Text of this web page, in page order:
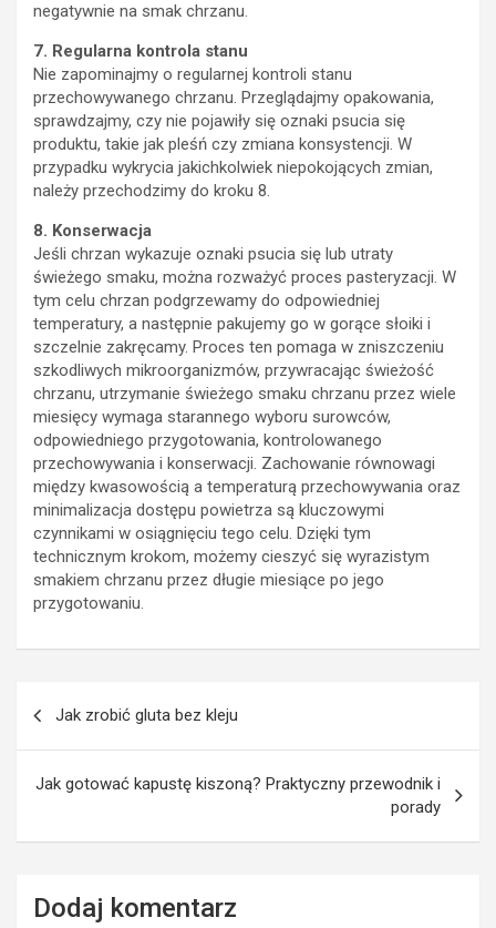
negatywnie na smak chrzanu.
7. Regularna kontrola stanu
Nie zapominajmy o regularnej kontroli stanu
przechowywanego chrzanu. Przeglądajmy opakowania,
sprawdzajmy, czy nie pojawiły się oznaki psucia się
produktu, takie jak pleśń czy zmiana konsystencji. W
przypadku wykrycia jakichkolwiek niepokojących zmian,
należy przechodzimy do kroku 8.
8. Konserwacja
Jeśli chrzan wykazuje oznaki psucia się lub utraty
świeżego smaku, można rozważyć proces pasteryzacji. W
tym celu chrzan podgrzewamy do odpowiedniej
temperatury, a następnie pakujemy go w gorące słoiki i
szczelnie zakręcamy. Proces ten pomaga w zniszczeniu
szkodliwych mikroorganizmów, przywracając świeżość
chrzanu, utrzymanie świeżego smaku chrzanu przez wiele
miesięcy wymaga starannego wyboru surowców,
odpowiedniego przygotowania, kontrolowanego
przechowywania i konserwacji. Zachowanie równowagi
między kwasowością a temperaturą przechowywania oraz
minimalizacja dostępu powietrza są kluczowymi
czynnikami w osiągnięciu tego celu. Dzięki tym
technicznym krokom, możemy cieszyć się wyrazistym
smakiem chrzanu przez długie miesiące po jego
przygotowaniu.
Jak zrobić gluta bez kleju
Jak gotować kapustę kiszoną? Praktyczny przewodnik i
porady
Dodaj komentarz